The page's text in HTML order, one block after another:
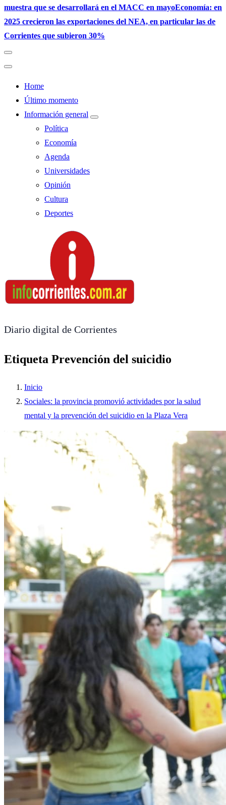
muestra que se desarrollará en el MACC en mayoEconomía: en
2025 crecieron las exportaciones del NEA, en particular las de
Corrientes que subieron 30%
Home
Último momento
Información general
Política
Economía
Agenda
Universidades
Opinión
Cultura
Deportes
Diario digital de Corrientes
Etiqueta Prevención del suicidio
Inicio
Sociales: la provincia promovió actividades por la salud
mental y la prevención del suicidio en la Plaza Vera